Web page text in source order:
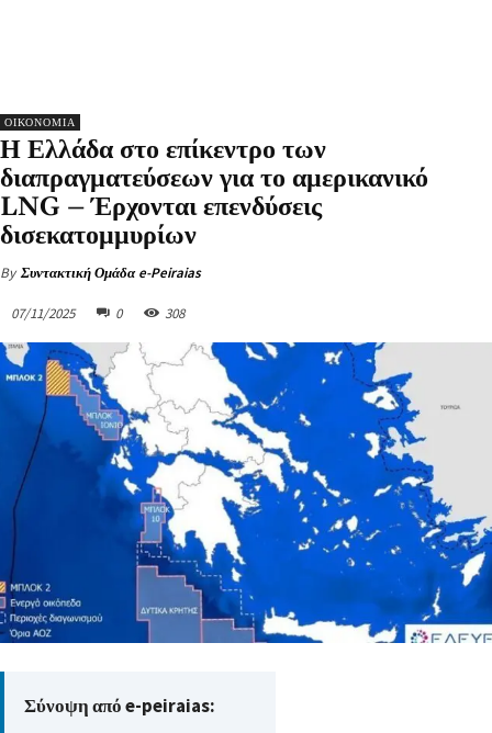
ΟΙΚΟΝΟΜΙΑ
Η Ελλάδα στο επίκεντρο των
διαπραγματεύσεων για το αμερικανικό
LNG – Έρχονται επενδύσεις
δισεκατομμυρίων
By Συντακτική Ομάδα e-Peiraias
07/11/2025 0 308
Σύνοψη από e-peiraias: